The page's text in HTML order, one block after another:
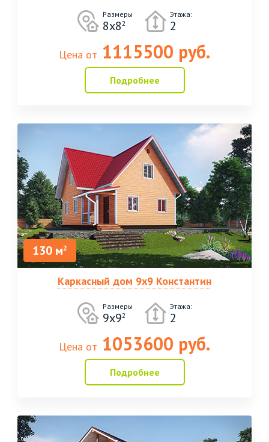
Размеры
8х82
Этажа:
2
Цена от 1115500 руб.
Подробнее
130 м2
Каркасный дом 9х9 Константин
Размеры
9х92
Этажа:
2
Цена от 1053600 руб.
Подробнее